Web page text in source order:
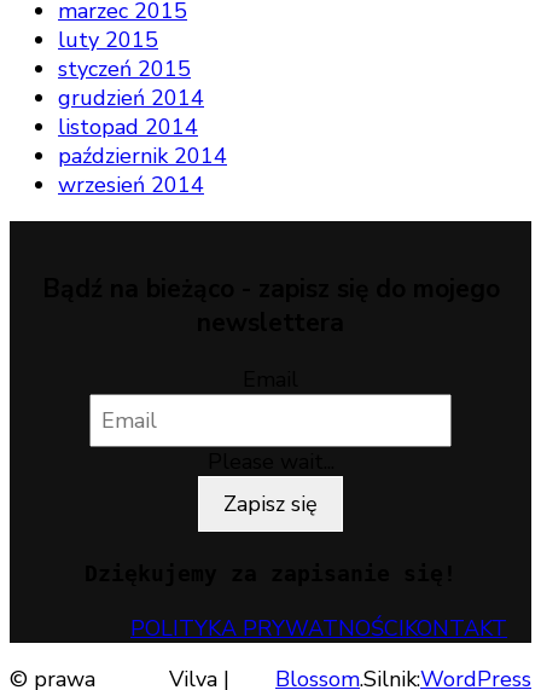
marzec 2015
luty 2015
styczeń 2015
grudzień 2014
listopad 2014
październik 2014
wrzesień 2014
Zapisz się
POLITYKA PRYWATNOŚCIKONTAKT
© prawa
Vilva | Blossom.Silnik:WordPress